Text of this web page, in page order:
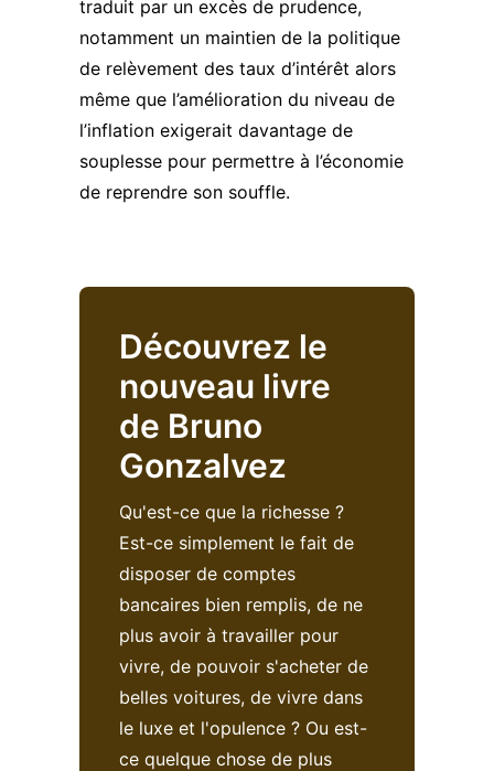
traduit par un excès de prudence,
notamment un maintien de la politique
de relèvement des taux d’intérêt alors
même que l’amélioration du niveau de
l’inflation exigerait davantage de
souplesse pour permettre à l’économie
de reprendre son souffle.
Découvrez le
nouveau livre
de Bruno
Gonzalvez
Qu'est-ce que la richesse ?
Est-ce simplement le fait de
disposer de comptes
bancaires bien remplis, de ne
plus avoir à travailler pour
vivre, de pouvoir s'acheter de
belles voitures, de vivre dans
le luxe et l'opulence ? Ou est-
ce quelque chose de plus